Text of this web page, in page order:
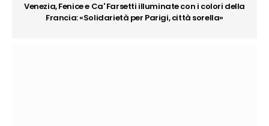
Venezia, Fenice e Ca' Farsetti illuminate con i colori della
Francia: «Solidarietà per Parigi, città sorella»